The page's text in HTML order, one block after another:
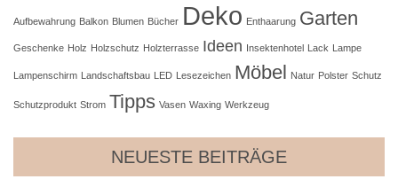
Aufbewahrung Balkon Blumen Bücher Deko Enthaarung Garten
Geschenke Holz Holzschutz Holzterrasse Ideen Insektenhotel Lack Lampe
Lampenschirm Landschaftsbau LED Lesezeichen Möbel Natur Polster Schutz
Schutzprodukt Strom Tipps Vasen Waxing Werkzeug
NEUESTE BEITRÄGE